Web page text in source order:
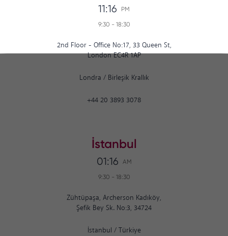
11:16 PM
9:30 - 18:30
2nd Floor - Office No:17, 33 Queen St,
London EC4R 1AP
Londra / Birleşik Krallık
+44 20 3893 3078
İstanbul
01:16 AM
9:30 - 18:30
Zühtüpaşa, Archerson Kadıköy,
Şefik Bey Sk. No:3, 34724
İstanbul / Türkiye